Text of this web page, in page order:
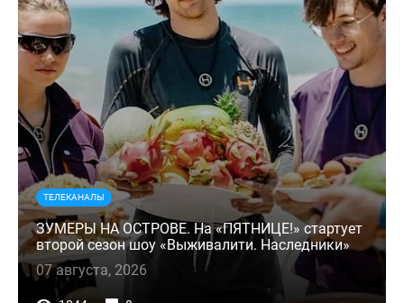
ТЕЛЕКАНАЛЫ
ЗУМЕРЫ НА ОСТРОВЕ. На «ПЯТНИЦЕ!» стартует
второй сезон шоу «Выживалити. Наследники»
07 августа, 2026